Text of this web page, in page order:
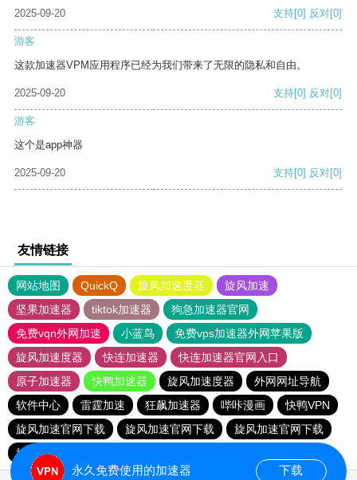
2025-09-20 支持[0] 反对[0]
游客
这款加速器VPM应用程序已经为我们带来了无限的隐私和自由。
2025-09-20 支持[0] 反对[0]
游客
这个是app神器
2025-09-20 支持[0] 反对[0]
友情链接
网站地图 QuickQ 旋风加速度器
旋风加速
坚果加速器
tiktok加速器
狗急加速器官网
免费vqn外网加速
小蓝鸟
免费vps加速器外网苹果版
旋风加速度器
快连加速器
快连加速器官网入口
原子加速器
快鸭加速器 旋风加速度器
外网网址导航
软件中心
雷霆加速 狂飙加速器 哔咔漫画
快鸭VPN
旋风加速官网下载
旋风加速官网下载
旋风加速官网下载
旋风加速官网下载
永久免费使用的加速器 下载